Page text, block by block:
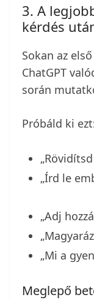
3. A
kérdés
Sokan az
ChatGPT
során
Próbáld ki
„Írd le
„Adj
„Mi a
Meglepő